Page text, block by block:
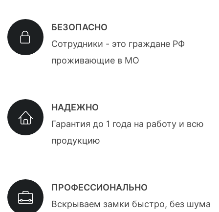
БЕЗОПАСНО
Сотрудники - это граждане РФ
проживающие в МО
НАДЕЖНО
Гарантия до 1 года на работу и всю
продукцию
ПРОФЕССИОНАЛЬНО
Вскрываем замки быстро, без шума